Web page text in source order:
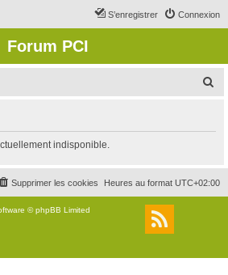
Connexion
S’enregistrer
Forum PCI
r
c
r
indisponible.
Heures au format UTC+02:00
Supprimer les cookies
© phpBB Limited